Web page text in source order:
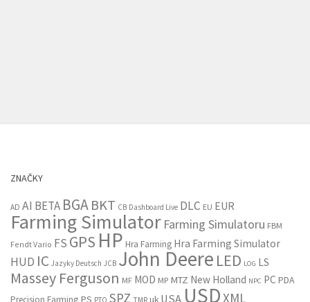
ZNAČKY
AD AI BETA BGABKT CB Dashboard Live DLC EU EUR
Farming Simulator Farming Simulatoru FBM
Fendt Vario FS GPS HP Hra Farming Hra Farming Simulator
HUD IC Jazyky Deutsch JCB John Deere LED LOG LS
Massey Ferguson MF MOD MP MTZ New Holland NPC PC PDA
PS PTO SPZ TMR USA USDXML